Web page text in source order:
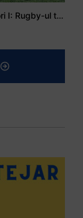
Mohamed Salhi, vicecampion național juniori I: Rugby-ul te învață să accepți și înfrângerile